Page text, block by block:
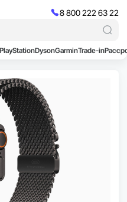
8 800 222 63 22
PlayStationDysonGarminTrade-in